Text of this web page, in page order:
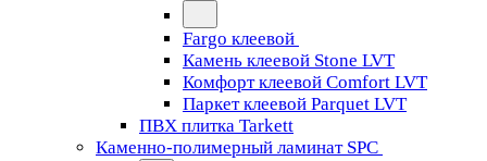
Fargo клеевой
Камень клеевой Stone LVT
Комфорт клеевой Comfort LVT
Паркет клеевой Parquet LVT
ПВХ плитка Tarkett
Каменно-полимерный ламинат SPC